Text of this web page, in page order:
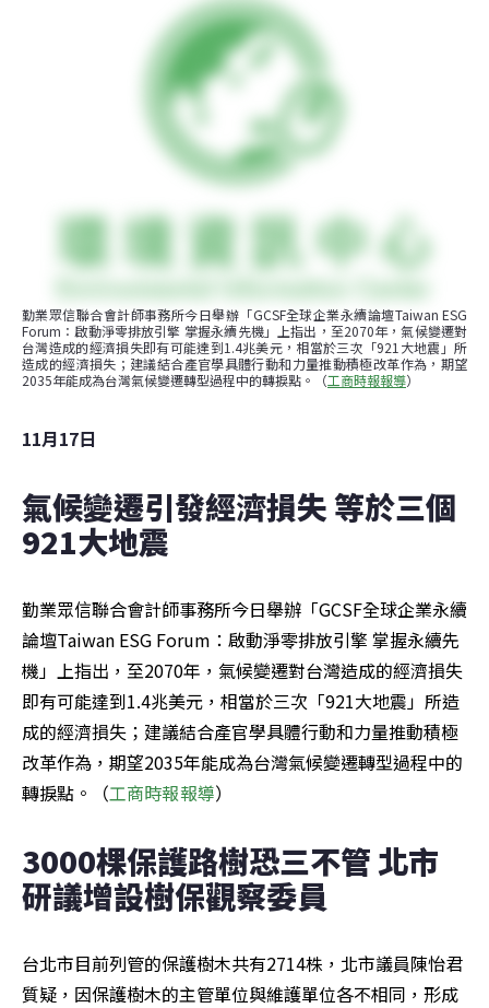
勤業眾信聯合會計師事務所今日舉辦「GCSF全球企業永續論壇Taiwan ESG
Forum：啟動淨零排放引擎 掌握永續先機」上指出，至2070年，氣候變遷對
台灣造成的經濟損失即有可能達到1.4兆美元，相當於三次「921大地震」所
造成的經濟損失；建議結合產官學具體行動和力量推動積極改革作為，期望
2035年能成為台灣氣候變遷轉型過程中的轉捩點。（工商時報報導）
11月17日
氣候變遷引發經濟損失 等於三個
921大地震
勤業眾信聯合會計師事務所今日舉辦「GCSF全球企業永續
論壇Taiwan ESG Forum：啟動淨零排放引擎 掌握永續先
機」上指出，至2070年，氣候變遷對台灣造成的經濟損失
即有可能達到1.4兆美元，相當於三次「921大地震」所造
成的經濟損失；建議結合產官學具體行動和力量推動積極
改革作為，期望2035年能成為台灣氣候變遷轉型過程中的
轉捩點。（工商時報報導）
3000棵保護路樹恐三不管 北市
研議增設樹保觀察委員
台北市目前列管的保護樹木共有2714株，北市議員陳怡君
質疑，因保護樹木的主管單位與維護單位各不相同，形成